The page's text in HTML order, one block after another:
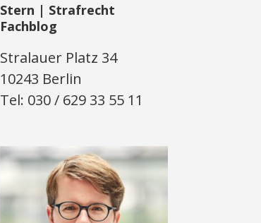
Stern | Strafrecht
Fachblog
Stralauer Platz 34
10243 Berlin
Tel: 030 / 629 33 55 11